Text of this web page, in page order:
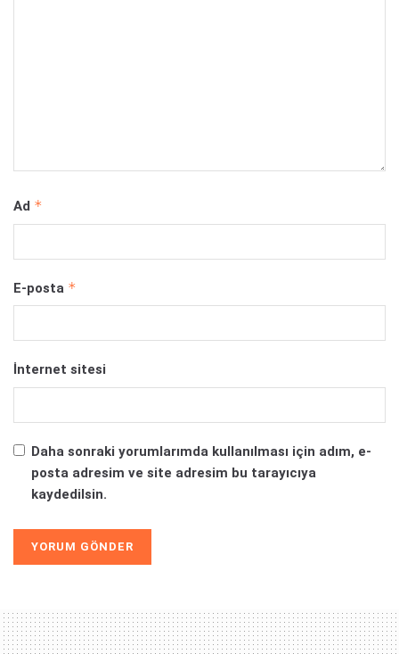
Ad *
E-posta *
İnternet sitesi
Daha sonraki yorumlarımda kullanılması için adım, e-
posta adresim ve site adresim bu tarayıcıya
kaydedilsin.